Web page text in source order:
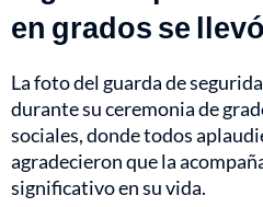
en grados se
La foto del guarda de
durante su ceremonia de
sociales, donde todos
agradecieron que la
significativo en su vida.